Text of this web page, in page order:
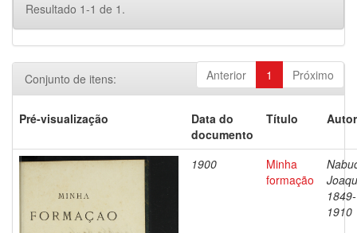
Resultado 1-1 de 1.
Anterior 1 Próximo
Conjunto de itens:
Pré-visualização
Data do
documento
Título
1900
Minha
formação
1849-
1910